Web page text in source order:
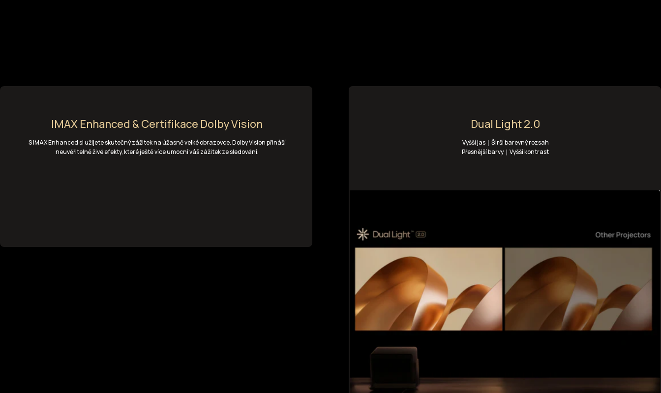
IMAX Enhanced & Certifikace Dolby Vision
S IMAX Enhanced si užijete skutečný zážitek na úžasně velké obrazovce. Dolby Vision přináší
neuvěřitelně živé efekty, které ještě více umocní váš zážitek ze sledování.
Dual Light 2.0
Vyšší jas｜Širší barevný rozsah
Přesnější barvy｜Vyšší kontrast